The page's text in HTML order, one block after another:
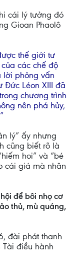
cái lý tưởng đó
Gioan Phaolô
thế giới tư
các chế độ
lời phỏng vấn
Đức Léon XIII đã
chương trình
nên phá hủy,
lý” ấy nhưng
cũng biết rõ là
hoi” và “bé
cái giá mà nhân
để bôi nhọ cơ
thủ, mù quáng,
đài phát thanh
Tài điều hành